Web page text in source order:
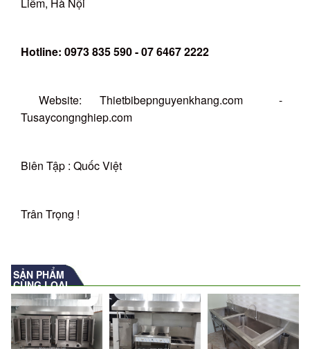
Hotline: 0973 835 590 - 07 6467 2222
Website: Thietbibepnguyenkhang.com -
Tusaycongnghiep.com
Biên Tập : Quốc Việt
Trân Trọng !
SẢN PHẨM
CÙNG LOẠI